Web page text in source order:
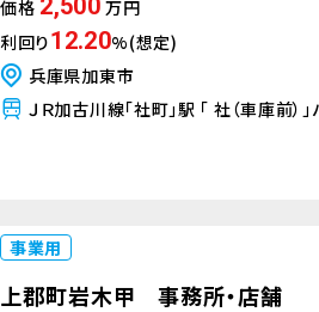
価格 2,500 万円
利回り12.20%(想定)
兵庫県加東市
ＪＲ加古川線「社町」駅 「 社（車庫前）
事業用
上郡町岩木甲 事務所・店舗